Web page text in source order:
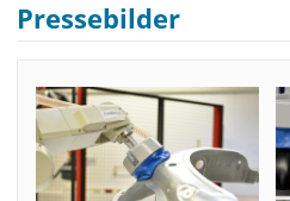
Pressebilder